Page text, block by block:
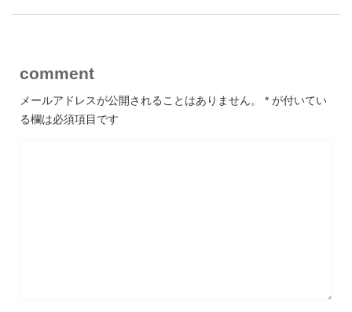
comment
メールアドレスが公開されることはありません。 * が付いてい
る欄は必須項目です